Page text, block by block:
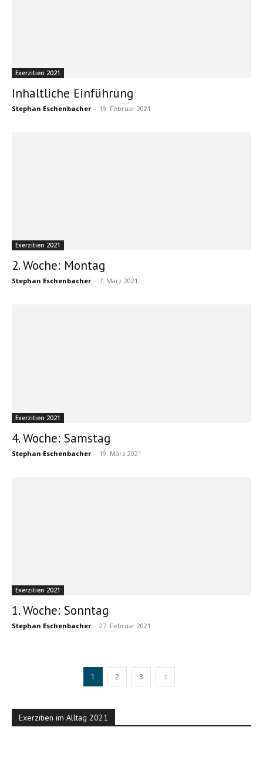
Exerzitien 2021
Inhaltliche Einführung
Stephan Eschenbacher - 19. Februar 2021
Exerzitien 2021
2. Woche: Montag
Stephan Eschenbacher - 7. März 2021
Exerzitien 2021
4. Woche: Samstag
Stephan Eschenbacher - 19. März 2021
Exerzitien 2021
1. Woche: Sonntag
Stephan Eschenbacher - 27. Februar 2021
1 2 3
Exerzitien im Alltag 2021